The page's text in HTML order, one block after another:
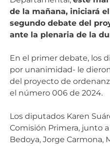
de la mañana, iniciará
segundo debate del
ante la plenaria de la
En el primer debate, los
por unanimidad- le
del proyecto de
el número 006 de 2024.
Los diputados Karen
Comisión Primera, junto
Bedoya, Jorge Carmona,